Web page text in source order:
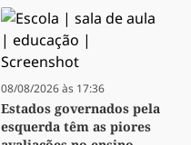
08/08/2026 às 17:36
Estados governados pela
esquerda têm as piores